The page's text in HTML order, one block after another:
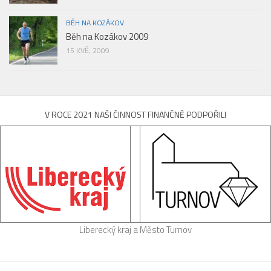
BĚH NA KOZÁKOV
Běh na Kozákov 2009
15 KVĚ, 2009
V ROCE 2021 NAŠI ČINNOST FINANČNĚ PODPOŘILI
Liberecký kraj a Město Turnov